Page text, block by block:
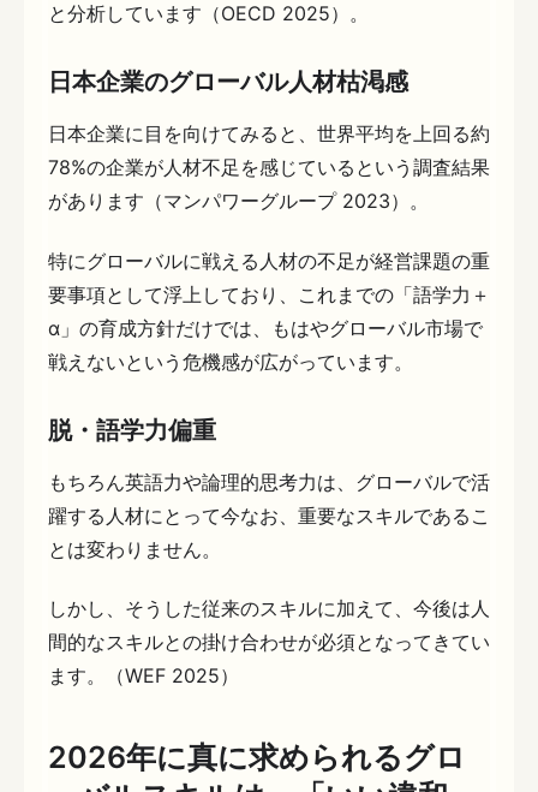
と分析しています（OECD 2025）。
日本企業のグローバル人材枯渇感
日本企業に目を向けてみると、世界平均を上回る約
78%の企業が人材不足を感じているという調査結果
があります（マンパワーグループ 2023）。
特にグローバルに戦える人材の不足が経営課題の重
要事項として浮上しており、これまでの「語学力＋
α」の育成方針だけでは、もはやグローバル市場で
戦えないという危機感が広がっています。
脱・語学力偏重
もちろん英語力や論理的思考力は、グローバルで活
躍する人材にとって今なお、重要なスキルであるこ
とは変わりません。
しかし、そうした従来のスキルに加えて、今後は人
間的なスキルとの掛け合わせが必須となってきてい
ます。（WEF 2025）
2026年に真に求められるグロ